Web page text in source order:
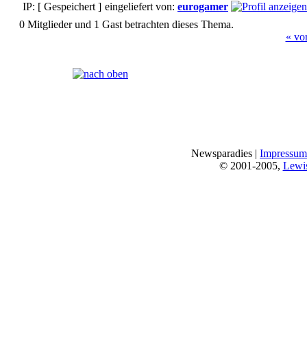
IP: [ Gespeichert ] eingeliefert von: eurogamer
0 Mitglieder und 1 Gast betrachten dieses Thema.
«
Newsparadies | Impressum
© 2001-2005,